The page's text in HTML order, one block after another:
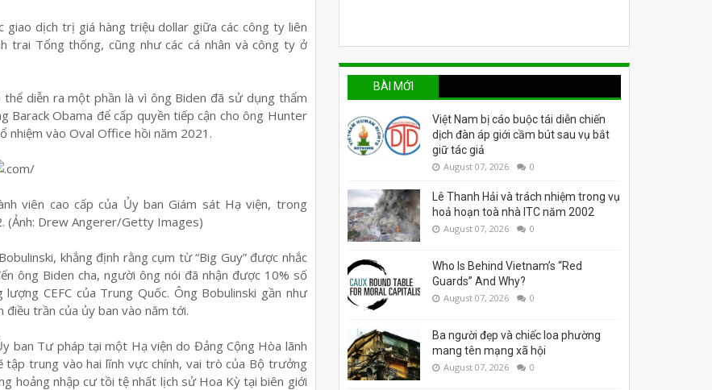
dịch trị giá hàng triệu dollar giữa các công ty liên
trai Tổng thống, cũng như các cá nhân và công ty ở
diễn ra một phần là vì ông Biden đã sử dụng thẩm
Obama để cấp quyền tiếp cận cho ông Hunter
nhiệm vào Oval Office hồi năm 2021.
viên cao cấp của Ủy ban Giám sát Hạ viện, trong
(Ảnh: Drew Angerer/Getty Images)
khẳng định rằng cụm từ “Big Guy” được nhắc
ông Biden cha, người ông nói đã nhận được 10% số
CEFC của Trung Quốc. Ông Bobulinski gần như
điều trần của ủy ban vào năm tới.
ban Tư pháp tại một Hạ viện do Đảng Cộng Hòa lãnh
trung vào hai lĩnh vực chính, vai trò của Bộ trưởng
hoảng nhập cư tồi tệ nhất lịch sử Hoa Kỳ tại biên giới
BÀI MỚI
Việt Nam bị cáo buộc tái diễn chiến
dịch đàn áp giới cầm bút sau vụ bắt
giữ tác giả
August 07, 2026 0
Lê Thanh Hải và trách nhiệm trong vụ
hoả hoạn toà nhà ITC năm 2002
August 07, 2026 0
Who Is Behind Vietnam’s “Red
Guards” And Why?
August 07, 2026 0
Ba người đẹp và chiếc loa phường
mang tên mạng xã hội
August 07, 2026 0